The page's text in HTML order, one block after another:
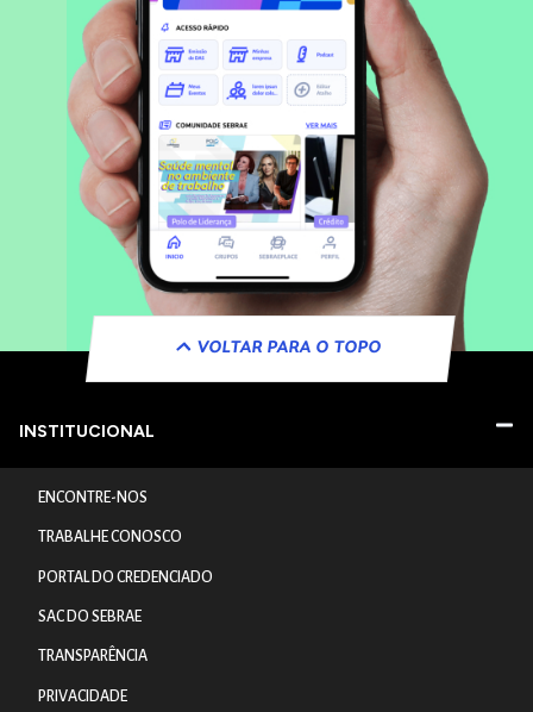
VOLTAR PARA O TOPO
INSTITUCIONAL
ENCONTRE-NOS
TRABALHE CONOSCO
PORTAL DO CREDENCIADO
SAC DO SEBRAE
TRANSPARÊNCIA
PRIVACIDADE